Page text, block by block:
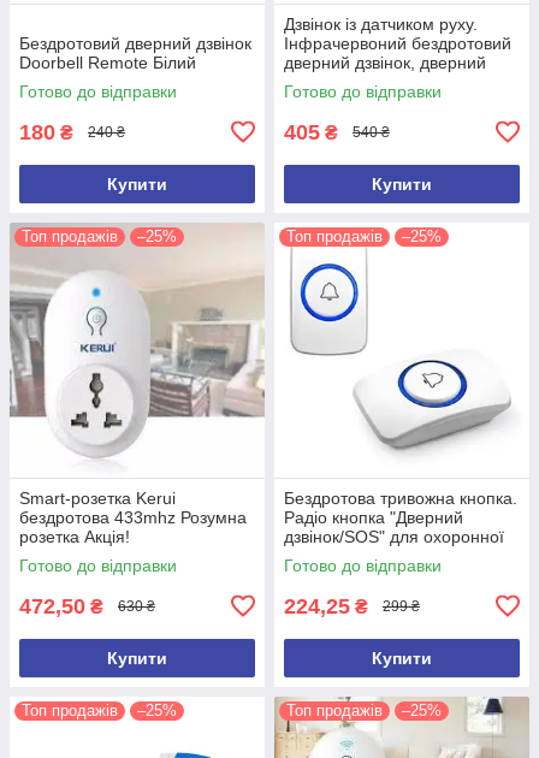
Бездротовий дверний дзвінок
Doorbell Remote Білий
Готово до відправки
180 ₴ 240 ₴
Купити
Дзвінок із датчиком руху.
Інфрачервоний бездротовий
дверний дзвінок, дверний
дзвіночок
Готово до відправки
405 ₴ 540 ₴
Купити
Топ продажів –25%
Smart-розетка Kerui
бездротова 433mhz Розумна
розетка Акція!
Готово до відправки
472,50 ₴ 630 ₴
Купити
Топ продажів –25%
Бездротова тривожна кнопка.
Радіо кнопка "Дверний
дзвінок/SOS" для охоронної
сигналізації.Кнопка KERUI F
51
Готово до відправки
224,25 ₴ 299 ₴
Купити
Топ продажів –25% Топ продажів –25%